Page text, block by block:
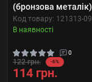
(бронзова металік)
Код товару: 121313-09
В наявності
0
122 грн. -6%
114 грн.